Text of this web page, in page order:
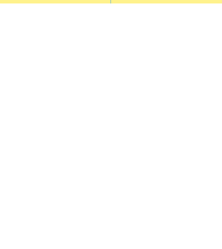
青梅看護専門学校